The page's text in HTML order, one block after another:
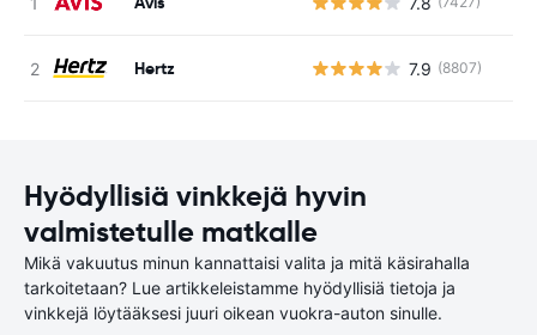
Hertz 7.9 (8807)
Hyödyllisiä vinkkejä hyvin
valmistetulle matkalle
Mikä vakuutus minun kannattaisi valita ja mitä käsirahalla
tarkoitetaan? Lue artikkeleistamme hyödyllisiä tietoja ja
vinkkejä löytääksesi juuri oikean vuokra-auton sinulle.